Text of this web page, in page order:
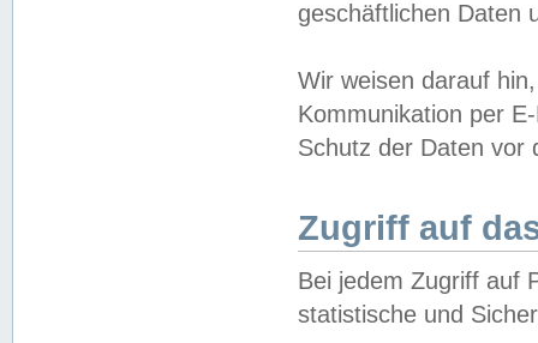
geschäftlichen Daten
Wir weisen darauf
Kommunikation per
Schutz der Daten vor
Zugriff auf
Bei jedem Zugriff auf
statistische und